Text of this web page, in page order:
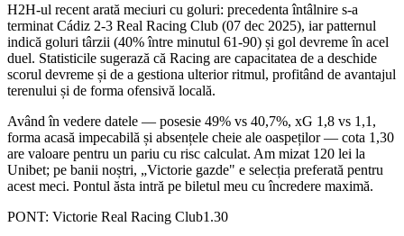
H2H-ul recent arată meciuri cu goluri: precedenta întâlnire s-a
terminat Cádiz 2-3 Real Racing Club (07 dec 2025), iar patternul
indică goluri târzii (40% între minutul 61-90) și gol devreme în acel
duel. Statisticile sugerază că Racing are capacitatea de a deschide
scorul devreme și de a gestiona ulterior ritmul, profitând de avantajul
terenului și de forma ofensivă locală.
Având în vedere datele — posesie 49% vs 40,7%, xG 1,8 vs 1,1,
forma acasă impecabilă și absențele cheie ale oaspeților — cota 1,30
are valoare pentru un pariu cu risc calculat. Am mizat 120 lei la
Unibet; pe banii noștri, „Victorie gazde" e selecția preferată pentru
acest meci. Pontul ăsta intră pe biletul meu cu încredere maximă.
PONT: Victorie Real Racing Club1.30